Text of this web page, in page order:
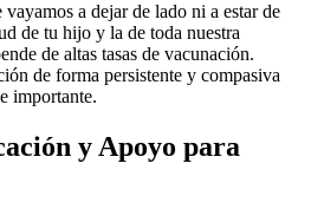
a dejar de lado ni a estar de
de tu hijo y la de toda nuestra
de altas tasas de vacunación.
de forma persistente y compasiva
importante.
y Apoyo para